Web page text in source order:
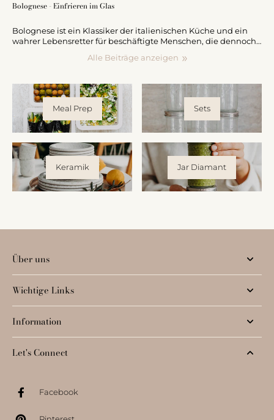
Bolognese - Einfrieren im Glas
Bolognese ist ein Klassiker der italienischen Küche und ein
wahrer Lebensretter für beschäftigte Menschen, die dennoch
möchten. Eine großartige Möglichkeit, Zeit zu sparen und
großen Mengen vorkochen und portionsweise im Schraubglas
einfrieren. Mit dieser Methode hast du immer eine leckere
Portion Bolognese parat, wenn der Hunger kommt – sei es für
ein schnelles Abendessen unter der Woche oder für Gäste am
Wochenende.
Alle Beiträge anzeigen
Meal Prep Sets
Keramik Jar Diamant
Über uns
Wichtige Links
Information
Let's Connect
Facebook